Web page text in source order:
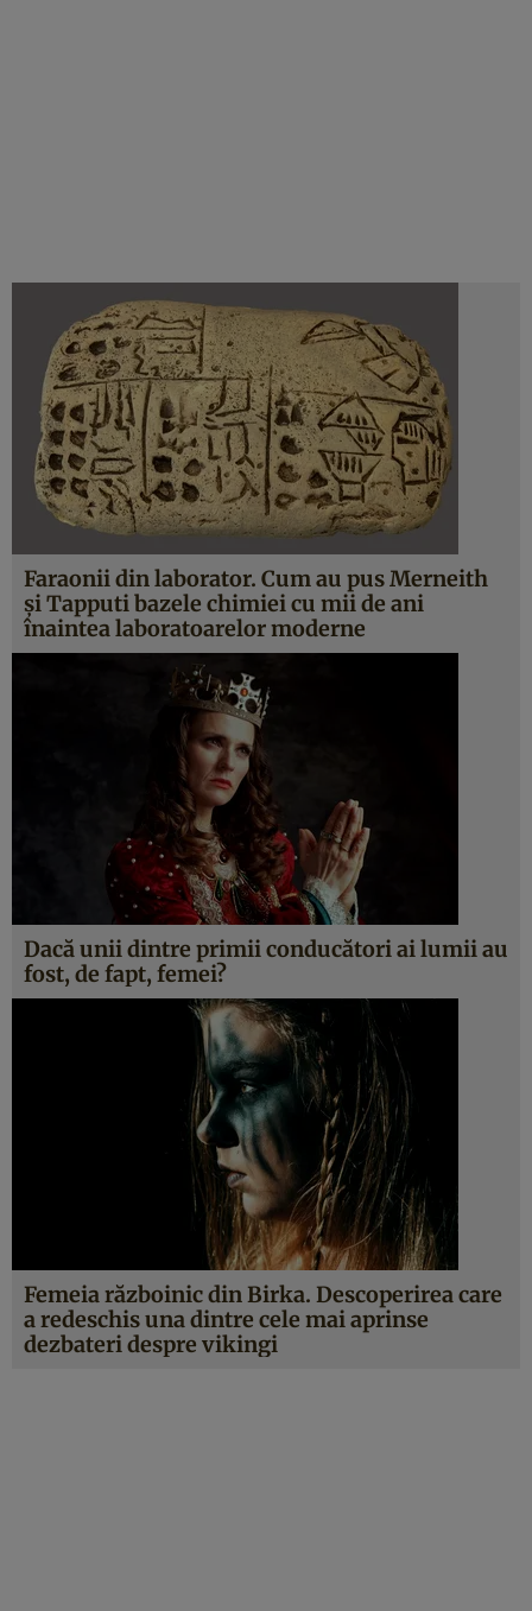
Faraonii din laborator. Cum au pus Merneith
și Tapputi bazele chimiei cu mii de ani
înaintea laboratoarelor moderne
Dacă unii dintre primii conducători ai lumii au
fost, de fapt, femei?
Femeia războinic din Birka. Descoperirea care
a redeschis una dintre cele mai aprinse
dezbateri despre vikingi